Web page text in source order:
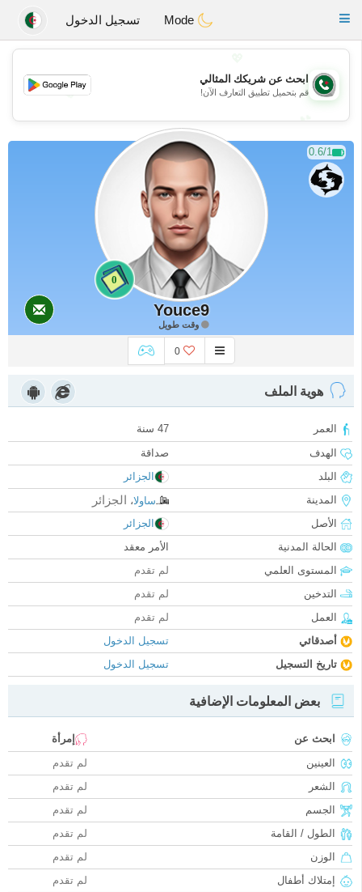
Weshrak
Toggle
تسجيل الدخول
💖
💕
ابحث عن شريكك المثالي
قم بتحميل تطبيق التعارف الآن!
0.6/1
0
Youce9
وقت طويل
0
هوية الملف
العمر
47 سنة
الهدف
صداقة
البلد
الجزائر
المدينة
ساولا، الجزائر
الأصل
الجزائر
الحالة المدنية
الأمر معقد
المستوى العلمي
لم تقدم
التدخين
لم تقدم
العمل
لم تقدم
أصدقائي
تسجيل الدخول
تاريخ التسجيل
تسجيل الدخول
بعض المعلومات الإضافية
ابحث عن
إمرأة
العينين
لم تقدم
الشعر
لم تقدم
الجسم
لم تقدم
الطول / القامة
لم تقدم
الوزن
لم تقدم
إمتلاك أطفال
لم تقدم